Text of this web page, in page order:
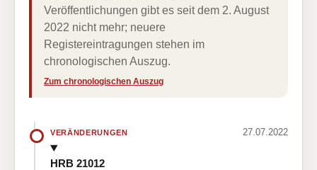
Veröffentlichungen gibt es seit dem 2. August
2022 nicht mehr; neuere
Registereintragungen stehen im
chronologischen Auszug.
Zum chronologischen Auszug
VERÄNDERUNGEN 27.07.2022
HRB 21012